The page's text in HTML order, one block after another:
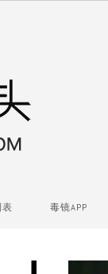
表 毒镜APP